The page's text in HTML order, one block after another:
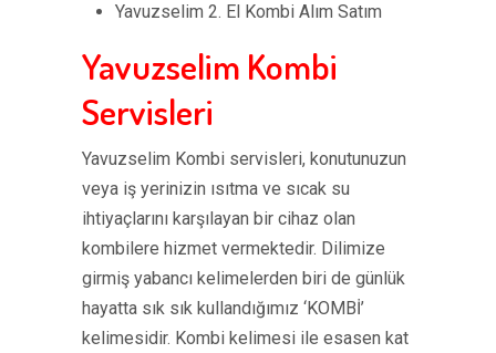
Yavuzselim 2. El Kombi Alım Satım
Yavuzselim Kombi
Servisleri
Yavuzselim Kombi servisleri, konutunuzun
veya iş yerinizin ısıtma ve sıcak su
ihtiyaçlarını karşılayan bir cihaz olan
kombilere hizmet vermektedir. Dilimize
girmiş yabancı kelimelerden biri de günlük
hayatta sık sık kullandığımız ‘KOMBİ’
kelimesidir. Kombi kelimesi ile esasen kat